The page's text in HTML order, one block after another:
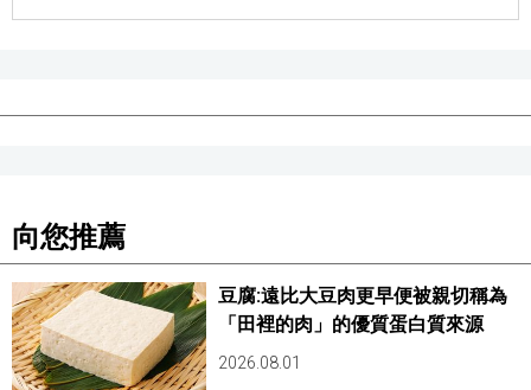
向您推薦
豆腐:遠比大豆肉更早便被親切稱為
「田裡的肉」的優質蛋白質來源
2026.08.01